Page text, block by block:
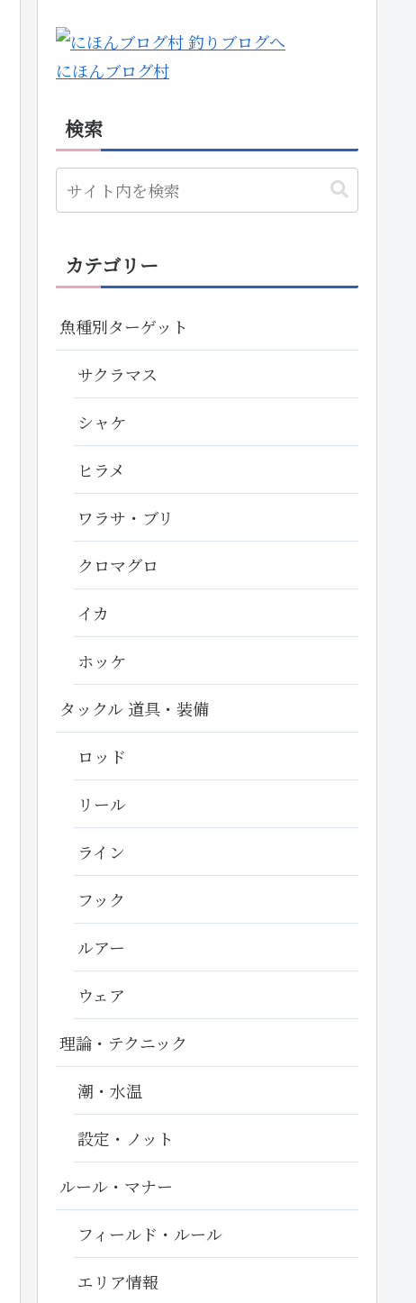
にほんブログ村
検索
カテゴリー
魚種別ターゲット
サクラマス
シャケ
ヒラメ
ワラサ・ブリ
クロマグロ
イカ
ホッケ
タックル 道具・装備
ロッド
リール
ライン
フック
ルアー
ウェア
理論・テクニック
潮・水温
設定・ノット
ルール・マナー
フィールド・ルール
エリア情報